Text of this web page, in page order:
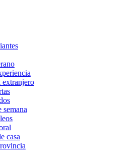
extranjero
semana
casa